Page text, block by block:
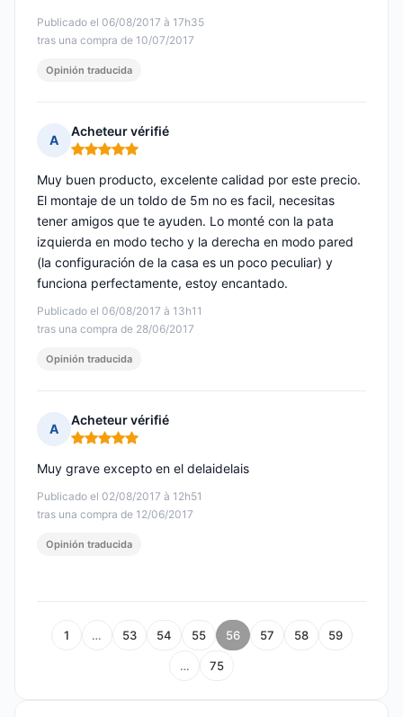
Publicado el 06/08/2017 à 17h35
tras una compra de 10/07/2017
Opinión traducida
A
Acheteur vérifié
Nota: 5 de 5
Publicado el 06/08/2017 à 13h11
tras una compra de 28/06/2017
Muy buen producto, excelente calidad por este precio.
El montaje de un toldo de 5m no es facil, necesitas
tener amigos que te ayuden. Lo monté con la pata
izquierda en modo techo y la derecha en modo pared
(la configuración de la casa es un poco peculiar) y
funciona perfectamente, estoy encantado.
Opinión traducida
A
Acheteur vérifié
Nota: 5 de 5
Publicado el 02/08/2017 à 12h51
tras una compra de 12/06/2017
Muy grave excepto en el delaidelais
Opinión traducida
1 … 53 54 55 56 57 58 59
… 75